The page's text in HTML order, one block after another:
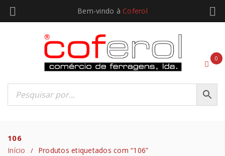
Bem-vindo à Coferol
0
106
Início / Produtos etiquetados com “106”